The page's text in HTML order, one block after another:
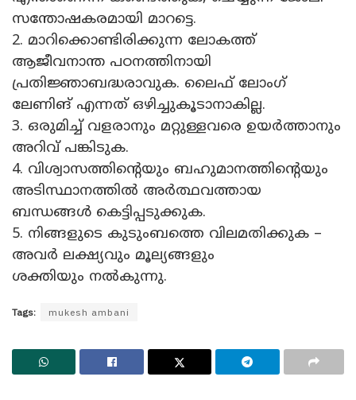
സന്തോഷകരമായി മാറട്ടെ.
2. മാറിക്കൊണ്ടിരിക്കുന്ന ലോകത്ത്
ആജീവനാന്ത പഠനത്തിനായി
പ്രതിജ്ഞാബദ്ധരാവുക. ലൈഫ് ലോംഗ്
ലേണിങ് എന്നത് ഒഴിച്ചുകൂടാനാകില്ല.
3. ഒരുമിച്ച് വളരാനും മറ്റുള്ളവരെ ഉയർത്താനും
അറിവ് പങ്കിടുക.
4. വിശ്വാസത്തിന്റെയും ബഹുമാനത്തിന്റെയും
അടിസ്ഥാനത്തിൽ അർത്ഥവത്തായ
ബന്ധങ്ങൾ കെട്ടിപ്പടുക്കുക.
5. നിങ്ങളുടെ കുടുംബത്തെ വിലമതിക്കുക –
അവർ ലക്ഷ്യവും മൂല്യങ്ങളും
ശക്തിയും നൽകുന്നു.
Tags: mukesh ambani